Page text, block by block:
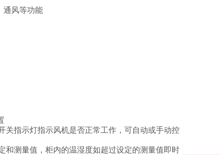
通风等功能
关指示灯指示风机是否正常工作，可自动或手动控
和测量值，柜内的温湿度如超过设定的测量值即时